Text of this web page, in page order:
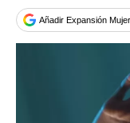
Añadir Expansión